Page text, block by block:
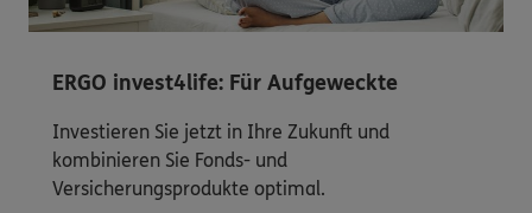
ERGO invest4life: Für Aufgeweckte
Investieren Sie jetzt in Ihre Zukunft und
kombinieren Sie Fonds- und
Versicherungsprodukte optimal.